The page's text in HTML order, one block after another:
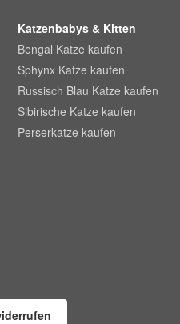
Katzenbabys & Kitten
Bengal Katze kaufen
Sphynx Katze kaufen
Russisch Blau Katze kaufen
Sibirische Katze kaufen
Perserkatze kaufen